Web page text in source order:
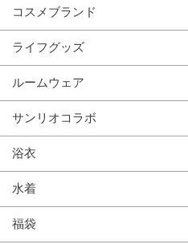
コスメブランド
ライフグッズ
ルームウェア
サンリオコラボ
浴衣
水着
福袋